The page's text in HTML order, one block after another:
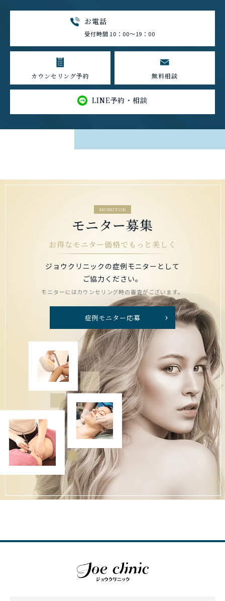
お電話
受付時間 10：00～19：00
カウンセリング予約 無料相談
LINE予約・相談
MONITOR
モニター募集
お得なモニター価格でもっと美しく
ジョウクリニックの症例モニターとして
ご協力ください。
モニターにはカウンセリング時の審査がございます。
症例モニター応募